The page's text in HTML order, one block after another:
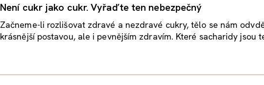
Není cukr jako cukr. Vyřaďte ten nebezpečný
Začneme-li rozlišovat zdravé a nezdravé cukry, tělo se nám
krásnější postavou, ale i pevnějším zdravím. Které sacharidy jsou